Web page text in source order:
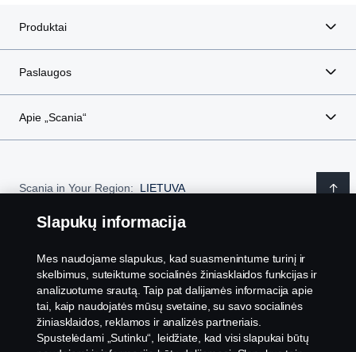
Produktai
Paslaugos
Apie „Scania“
Scania in Your Region: LIETUVA
Teisinis pranešimas
Privatumo pareiškimas
Slapukų informacija
Mes naudojame slapukus, kad suasmenintume turinį ir
skelbimus, suteiktume socialinės žiniasklaidos funkcijas ir
analizuotume srautą. Taip pat dalijamės informacija apie
tai, kaip naudojatės mūsų svetaine, su savo socialinės
žiniasklaidos, reklamos ir analizės partneriais.
Spustelėdami „Sutinku“, leidžiate, kad visi slapukai būtų